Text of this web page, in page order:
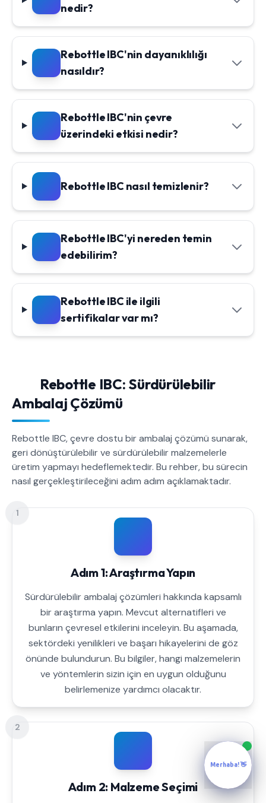
nedir?
Rebottle IBC'nin dayanıklılığı
nasıldır?
Rebottle IBC'nin çevre
üzerindeki etkisi nedir?
Rebottle IBC nasıl temizlenir?
Rebottle IBC'yi nereden temin
edebilirim?
Rebottle IBC ile ilgili
sertifikalar var mı?
Rebottle IBC: Sürdürülebilir
Ambalaj Çözümü
Rebottle IBC, çevre dostu bir ambalaj çözümü sunarak,
geri dönüştürülebilir ve sürdürülebilir malzemelerle
üretim yapmayı hedeflemektedir. Bu rehber, bu sürecin
nasıl gerçekleştirileceğini adım adım açıklamaktadır.
1
Adım 1: Araştırma Yapın
Sürdürülebilir ambalaj çözümleri hakkında kapsamlı
bir araştırma yapın. Mevcut alternatifleri ve
bunların çevresel etkilerini inceleyin. Bu aşamada,
sektördeki yenilikleri ve başarı hikayelerini de göz
önünde bulundurun. Bu bilgiler, hangi malzemelerin
ve yöntemlerin sizin için en uygun olduğunu
belirlemenize yardımcı olacaktır.
2
Adım 2: Malzeme Seçimi
Merhaba! 👋